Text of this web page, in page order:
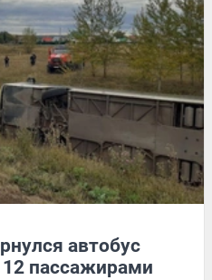
автобус
12 пассажирами